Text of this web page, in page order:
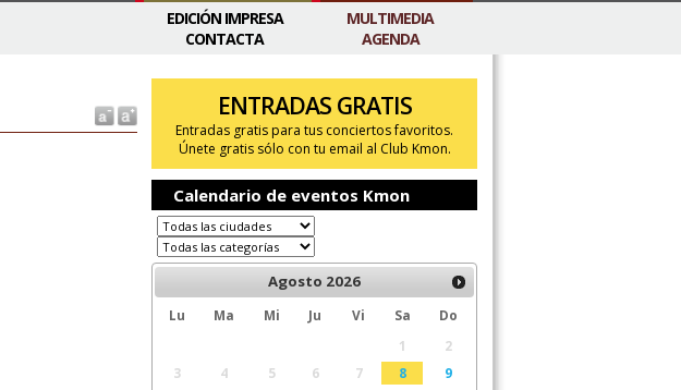
MULTIMEDIA
AGENDA
EDICIÓN IMPRESA
CONTACTA
ENTRADAS GRATIS
Entradas gratis para tus conciertos favoritos.
Únete gratis sólo con tu email al Club Kmon.
Calendario de eventos Kmon
Agosto 2026
Lu Ma Mi Ju Vi Sa
Do
1
2
3
4 5 6 7 8
9